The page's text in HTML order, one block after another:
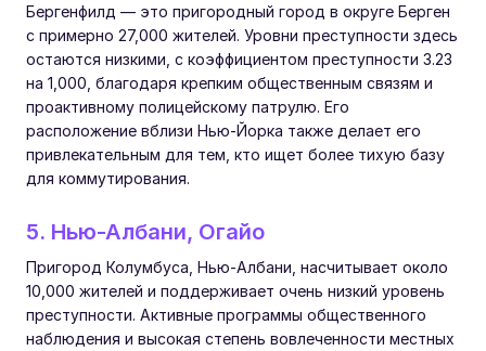
Бергенфилд — это пригородный город в округе Берген
с примерно 27,000 жителей. Уровни преступности здесь
остаются низкими, с коэффициентом преступности 3.23
на 1,000, благодаря крепким общественным связям и
проактивному полицейскому патрулю. Его
расположение вблизи Нью-Йорка также делает его
привлекательным для тем, кто ищет более тихую базу
для коммутирования.
5. Нью-Албани, Огайо
Пригород Колумбуса, Нью-Албани, насчитывает около
10,000 жителей и поддерживает очень низкий уровень
преступности. Активные программы общественного
наблюдения и высокая степень вовлеченности местных